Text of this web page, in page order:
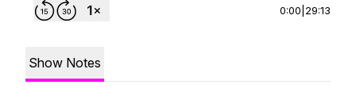
0:00 29:13
Show Notes